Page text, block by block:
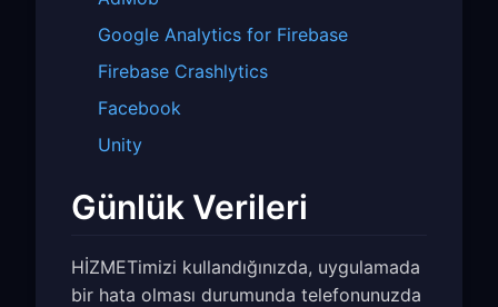
Google Analytics for Firebase
Firebase Crashlytics
Facebook
Unity
Günlük Verileri
HİZMETimizi kullandığınızda, uygulamada
bir hata olması durumunda telefonunuzda